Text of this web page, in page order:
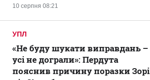
10 серпня 08:21
УПЛ
«Не буду шукати виправдань –
усі не дограли»: Пердута
пояснив причину поразки Зорі